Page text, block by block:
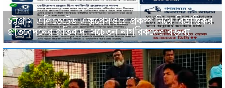
চট্টগ্রাম এলিভেটেড এক্সপ্রেসওয়ে প্রকল্প নিয়ে বিভ্রান্তিকর
প্রতিবেদনের প্রতিবাদ: সচেতন নাগরিকদের বক্তব্য